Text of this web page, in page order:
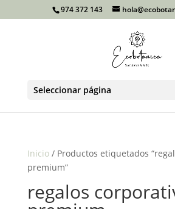
974 372 143
Seleccionar página
Inicio/ Productos etiquetados
premium”
regalos